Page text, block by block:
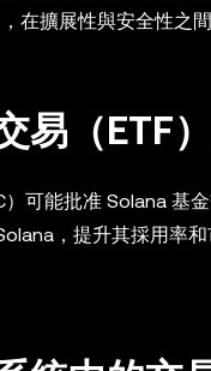
在擴展性與安全性之
易（ETF
可能批准 Solana 基
，提升其採用率